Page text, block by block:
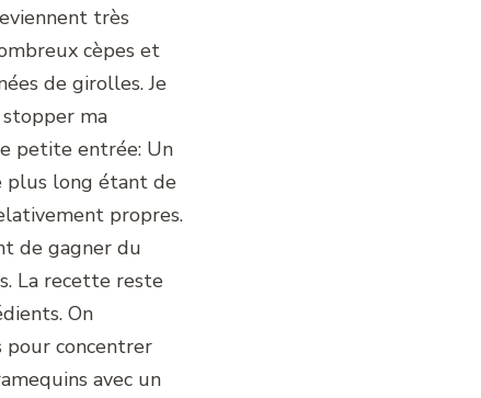
très
cèpes et
de girolles. Je
stopper ma
petite entrée: Un
plus long étant de
propres.
de gagner du
La recette reste
On
pour concentrer
avec un